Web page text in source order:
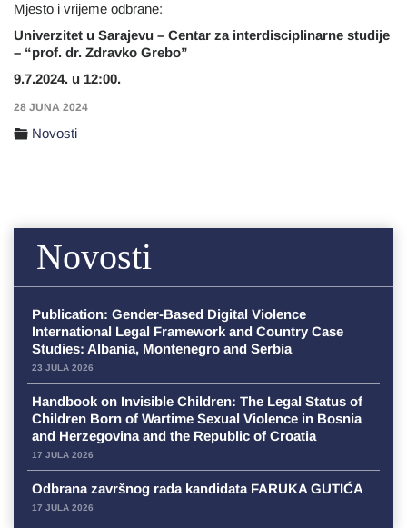
Mjesto i vrijeme odbrane:
Univerzitet u Sarajevu – Centar za interdisciplinarne studije
– “prof. dr. Zdravko Grebo”
9.7.2024. u 12:00.
28 JUNA 2024
Novosti
Novosti
Publication: Gender-Based Digital Violence
International Legal Framework and Country Case
Studies: Albania, Montenegro and Serbia
23 JULA 2026
Handbook on Invisible Children: The Legal Status of
Children Born of Wartime Sexual Violence in Bosnia
and Herzegovina and the Republic of Croatia
17 JULA 2026
Odbrana završnog rada kandidata FARUKA GUTIĆA
17 JULA 2026